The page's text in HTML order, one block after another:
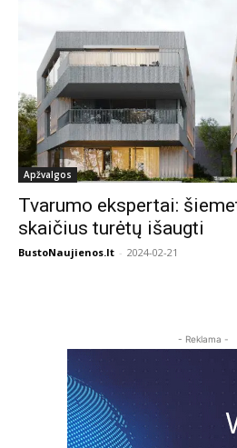
Apžvalgos
Tvarumo ekspertai:
skaičius turėtų išaugti
BustoNaujienos.lt - 2024-02-21
- Reklama -